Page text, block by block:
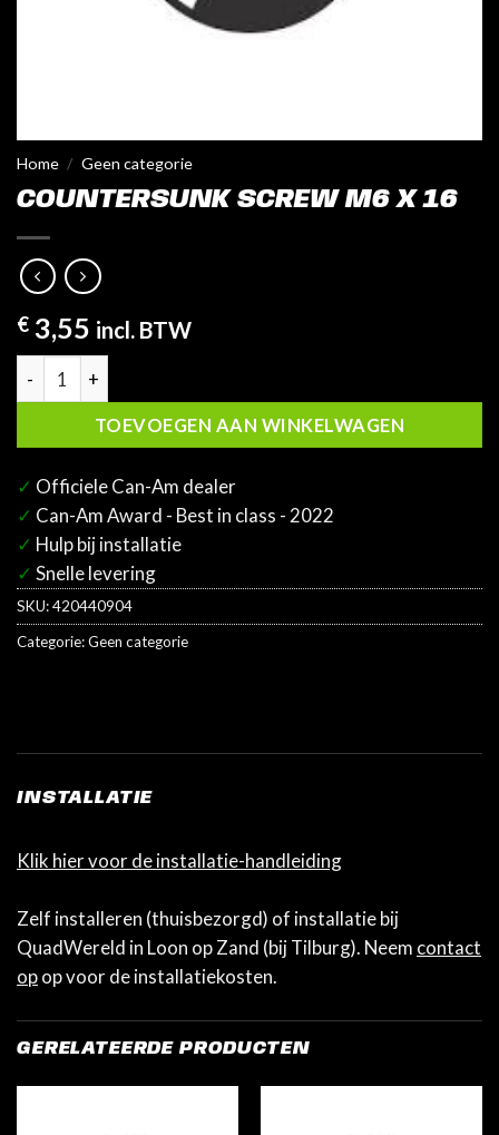
Home / Geen categorie
COUNTERSUNK SCREW M6 X 16
€ 3,55 incl. BTW
Countersunk Screw M6 X 16 aantal
TOEVOEGEN AAN WINKELWAGEN
✓ Officiele Can-Am dealer
✓ Can-Am Award - Best in class - 2022
✓ Hulp bij installatie
✓ Snelle levering
SKU:420440904
Categorie:Geen categorie
INSTALLATIE
Klik hier voor de installatie-handleiding
Zelf installeren (thuisbezorgd) of installatie bij
QuadWereld in Loon op Zand (bij Tilburg). Neem contact
opop voor de installatiekosten.
GERELATEERDE PRODUCTEN